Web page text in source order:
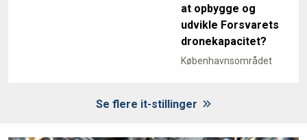
at opbygge og
udvikle Forsvarets
dronekapacitet?
Københavnsområdet
Se flere it-stillinger